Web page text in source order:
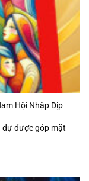
Hội Nhập Dịp
dự được góp mặt